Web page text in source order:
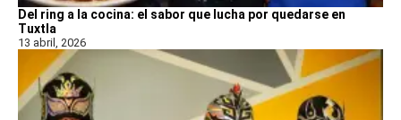
Del ring a la cocina: el sabor que lucha por quedarse en
Tuxtla
13 abril, 2026